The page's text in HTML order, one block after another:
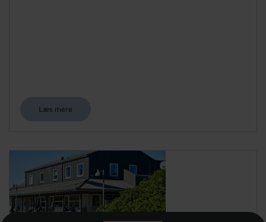
Læs mere